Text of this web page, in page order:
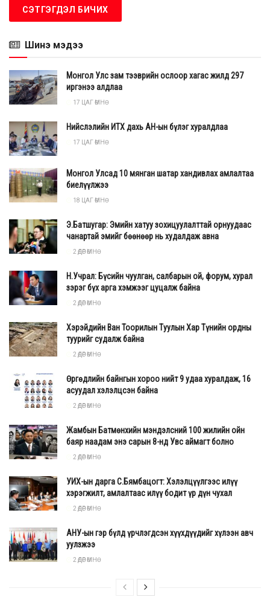
Шинэ мэдээ
Монгол Улс зам тээврийн ослоор хагас жилд 297
иргэнээ алдлаа
17 ЦАГ ӨМНӨ
Нийслэлийн ИТХ дахь АН-ын бүлэг хуралдлаа
17 ЦАГ ӨМНӨ
Монгол Улсад 10 мянган шатар хандивлах амлалтаа
биелүүлжээ
18 ЦАГ ӨМНӨ
Э.Батшугар: Эмийн хатуу зохицуулалттай орнуудаас
чанартай эмийг бөөнөөр нь худалдаж авна
2 ӨДӨР ӨМНӨ
Н.Учрал: Бүсийн чуулган, салбарын ой, форум, хурал
зэрэг бүх арга хэмжээг цуцалж байна
2 ӨДӨР ӨМНӨ
Хэрэйдийн Ван Тоорилын Туулын Хар Түнийн ордны
туурийг судалж байна
2 ӨДӨР ӨМНӨ
Өргөдлийн байнгын хороо нийт 9 удаа хуралдаж, 16
асуудал хэлэлцсэн байна
2 ӨДӨР ӨМНӨ
Жамбын Батмөнхийн мэндэлсний 100 жилийн ойн
баяр наадам энэ сарын 8-нд Увс аймагт болно
2 ӨДӨР ӨМНӨ
УИХ-ын дарга С.Бямбацогт: Хэлэлцүүлгээс илүү
хэрэгжилт, амлалтаас илүү бодит үр дүн чухал
2 ӨДӨР ӨМНӨ
АНУ-ын гэр бүлд үрчлэгдсэн хүүхдүүдийг хүлээн авч
уулзжээ
2 ӨДӨР ӨМНӨ